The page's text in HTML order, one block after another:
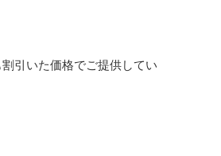
引いた価格でご提供してい